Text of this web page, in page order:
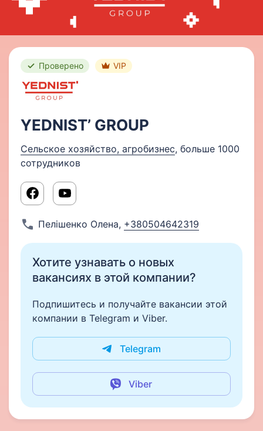
Проверено VIP
YEDNIST’ GROUP
Сельское хозяйство, агробизнес, больше 1000
сотрудников
Пелішенко Олена, +380504642319
Хотите узнавать о новых
вакансиях в этой компании?
Подпишитесь и получайте вакансии этой
компании в Telegram и Viber.
Telegram
Viber